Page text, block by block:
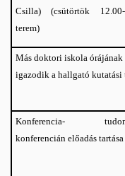
Csilla) (csütörtök
terem)
Más doktori iskola
igazodik a hallgató kutatási
Konferencia-
konferencián előadás tartása